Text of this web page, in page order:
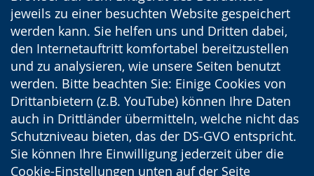
jeweils zu einer besuchten Website gespeichert
werden kann. Sie helfen uns und Dritten dabei,
den Internetauftritt komfortabel bereitzustellen
und zu analysieren, wie unsere Seiten benutzt
werden. Bitte beachten Sie: Einige Cookies von
Drittanbietern (z.B. YouTube) können Ihre Daten
auch in Drittländer übermitteln, welche nicht das
Schutzniveau bieten, das der DS-GVO entspricht.
Sie können Ihre Einwilligung jederzeit über die
Cookie-Einstellungen unten auf der Seite